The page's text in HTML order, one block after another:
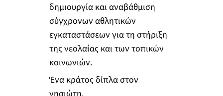
δημιουργία και αναβάθμιση
σύγχρονων αθλητικών
εγκαταστάσεων για τη στήριξη
της νεολαίας και των τοπικών
κοινωνιών.
Ένα κράτος δίπλα στον